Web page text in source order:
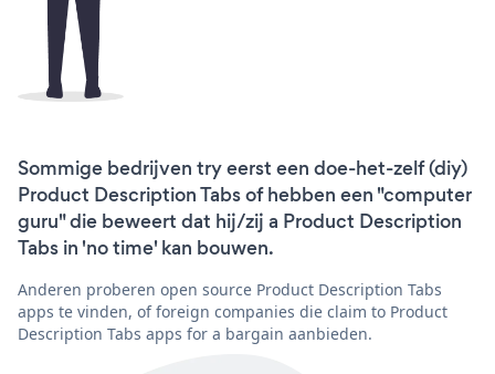
Sommige bedrijven try eerst een doe-het-zelf (diy)
Product Description Tabs of hebben een "computer
guru" die beweert dat hij/zij a Product Description
Tabs in 'no time' kan bouwen.
Anderen proberen open source Product Description Tabs
apps te vinden, of foreign companies die claim to Product
Description Tabs apps for a bargain aanbieden.